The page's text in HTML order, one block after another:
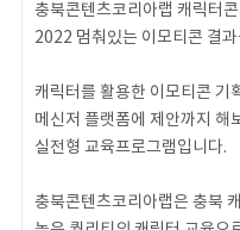
충북콘텐츠코리아랩 캐릭터콘
2022 멈춰있는 이모티콘 결
캐릭터를 활용한 이모티콘 기
메신저 플랫폼에 제안까지 해
실전형 교육프로그램입니다.
충북콘텐츠코리아랩은 충북